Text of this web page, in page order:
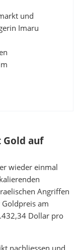
und
Imaru
auf
wieder einmal
Angriffen
am
Dollar pro
nachliessen und